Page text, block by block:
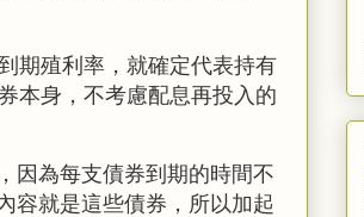
期殖利率，就確定代表持有
本身，不考慮配息再投入的
因為每支債券到期的時間不
容就是這些債券，所以加起